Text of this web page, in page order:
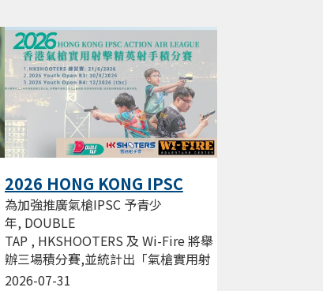
2026 HONG KONG IPSC
Action AIR League
2026-07-31
為加強推廣氣槍IPSC 予青少
年, DOUBLE
TAP , HKSHOOTERS 及 Wi-Fire 將舉
辦三場積分賽,並統計出「氣槍實用射
擊精英射手」 獎項, 嘉許於2026年曾